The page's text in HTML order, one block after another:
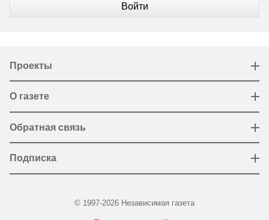
Войти
Проекты
О газете
Обратная связь
Подписка
© 1997-2026 Независимая газета